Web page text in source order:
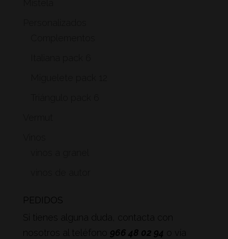
PEDIDOS
Si tienes alguna duda, contacta con
nosotros al teléfono 966 48 02 94 o vía